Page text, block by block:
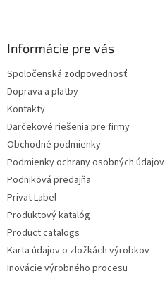
Informácie pre vás
Spoločenská zodpovednosť
Doprava a platby
Kontakty
Darčekové riešenia pre firmy
Obchodné podmienky
Podmienky ochrany osobných údajov
Podniková predajňa
Privat Label
Produktový katalóg
Product catalogs
Karta údajov o zložkách výrobkov
Inovácie výrobného procesu